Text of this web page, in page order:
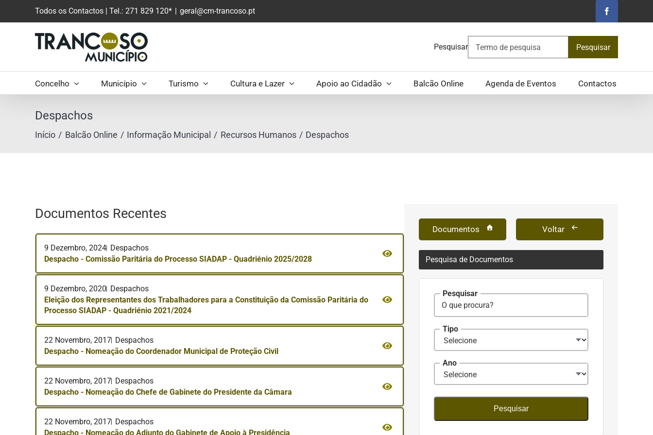
Todos os Contactos | Tel.: 271 829 120* | geral@cm-trancoso.pt Facebook
Pesquisar Pesquisar
Concelho Município Turismo Cultura e Lazer Apoio ao Cidadão Balcão Online Agenda de Eventos Contactos
Despachos
Início Balcão Online Informação Municipal Recursos Humanos Despachos
Documentos Recentes
9 Dezembro, 2024 Despachos
Despacho - Comissão Paritária do Processo SIADAP - Quadriénio 2025/2028
9 Dezembro, 2020 Despachos
Eleição dos Representantes dos Trabalhadores para a Constituição da Comissão Paritária do
Processo SIADAP - Quadriénio 2021/2024
22 Novembro, 2017 Despachos
Despacho - Nomeação do Coordenador Municipal de Proteção Civil
22 Novembro, 2017 Despachos
Despacho - Nomeação do Chefe de Gabinete do Presidente da Câmara
22 Novembro, 2017 Despachos
Despacho - Nomeação do Adjunto do Gabinete de Apoio à Presidência
Documentos Voltar
Pesquisa de Documentos
Pesquisar
Tipo
Ano
Pesquisar